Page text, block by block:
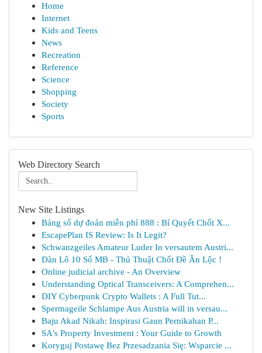
Home
Internet
Kids and Teens
News
Recreation
Reference
Science
Shopping
Society
Sports
Web Directory Search
New Site Listings
Bảng số dự đoán miễn phí 888 : Bí Quyết Chốt X...
EscapePlan IS Review: Is It Legit?
Schwanzgeiles Amateur Luder In versautem Austri...
Dàn Lô 10 Số MB - Thủ Thuật Chốt Đề Ăn Lộc !
Online judicial archive - An Overview
Understanding Optical Transceivers: A Comprehen...
DIY Cyberpunk Crypto Wallets : A Full Tut...
Spermageile Schlampe Aus Austria will in versau...
Baju Akad Nikah: Inspirasi Gaun Pernikahan P...
SA's Property Investment : Your Guide to Growth
Koryguj Postawę Bez Przesadzania Się: Wsparcie ...